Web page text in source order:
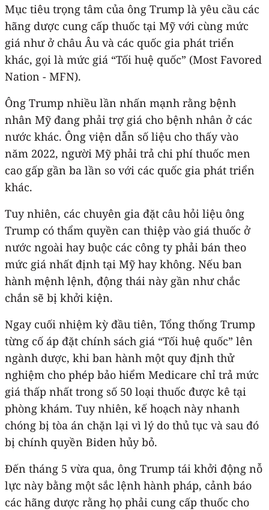
Mục tiêu trọng tâm của ông Trump là yêu cầu các
hãng dược cung cấp thuốc tại Mỹ với cùng mức
giá như ở châu Âu và các quốc gia phát triển
khác, gọi là mức giá “Tối huệ quốc” (Most Favored
Nation - MFN).
Ông Trump nhiều lần nhấn mạnh rằng bệnh
nhân Mỹ đang phải trợ giá cho bệnh nhân ở các
nước khác. Ông viện dẫn số liệu cho thấy vào
năm 2022, người Mỹ phải trả chi phí thuốc men
cao gấp gần ba lần so với các quốc gia phát triển
khác.
Tuy nhiên, các chuyên gia đặt câu hỏi liệu ông
Trump có thẩm quyền can thiệp vào giá thuốc ở
nước ngoài hay buộc các công ty phải bán theo
mức giá nhất định tại Mỹ hay không. Nếu ban
hành mệnh lệnh, động thái này gần như chắc
chắn sẽ bị khởi kiện.
Ngay cuối nhiệm kỳ đầu tiên, Tổng thống Trump
từng cố áp đặt chính sách giá “Tối huệ quốc” lên
ngành dược, khi ban hành một quy định thử
nghiệm cho phép bảo hiểm Medicare chỉ trả mức
giá thấp nhất trong số 50 loại thuốc được kê tại
phòng khám. Tuy nhiên, kế hoạch này nhanh
chóng bị tòa án chặn lại vì lý do thủ tục và sau đó
bị chính quyền Biden hủy bỏ.
Đến tháng 5 vừa qua, ông Trump tái khởi động nỗ
lực này bằng một sắc lệnh hành pháp, cảnh báo
các hãng dược rằng họ phải cung cấp thuốc cho